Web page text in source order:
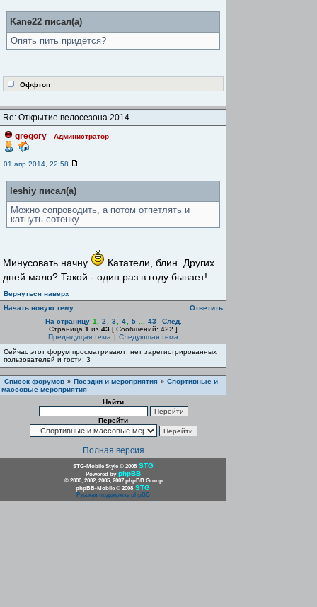
Kane22 писал(а)
Опять пить придётся?
Оффтоп
Re: Открытие велосезона 2014
gregory - Администратор
01 апр 2014, 22:58
leshiy писал(а)
Можно сопроводить, а потом отпетлять и
катнуть сотенку.
Минусовать начну
Кататели, блин. Других
дней мало? Такой - один раз в году бывает!
Вернуться наверх
Начать новую тему
Ответить
На страницу 1 2 3 4 5 43
След.
Страница 1 из 43 [ Сообщений: 422 ]
Предыдущая тема | Следующая тема
Сейчас этот форум просматривают: нет зарегистрированных
пользователей и гости: 3
Список форумов » Поездки и мероприятия » Спортивные и
массовые мероприятия
Найти
Перейти
Полная версия
STG-Mobile Style © 2008 STG
Powered by phpBB
© 2000, 2002, 2005, 2007 phpBB Group
phpBB-Mobile © 2008 STG
Русская поддержка phpBB